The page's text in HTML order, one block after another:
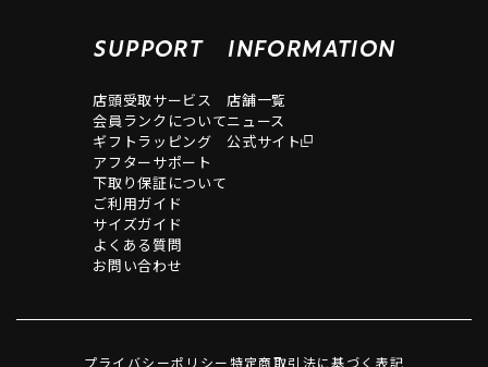
SUPPORT
店頭受取サービス
会員ランクについて
ギフトラッピング
アフターサポート
下取り保証について
ご利用ガイド
サイズガイド
よくある質問
お問い合わせ
INFORMATION
店舗一覧
ニュース
公式サイト
プライバシーポリシー特定商取引法に基づく表記